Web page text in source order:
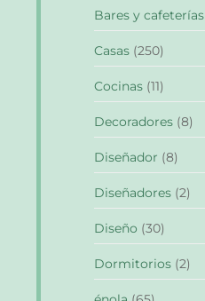
Bares y cafeterías
Casas (250)
Cocinas (11)
Decoradores (8)
Diseñador (8)
Diseñadores (2)
Diseño (30)
Dormitorios (2)